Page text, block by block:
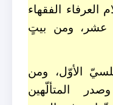
العرفاء الفقهاء
عشر، ومن بيتٍ
الأوّل، ومن
المتألّهين